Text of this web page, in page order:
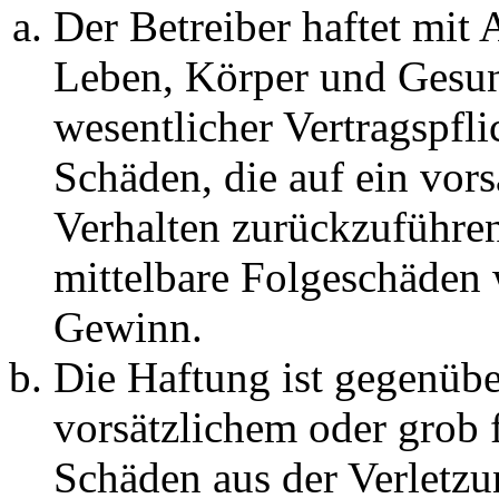
Der Betreiber haftet mit
Leben, Körper und
wesentlicher
Schäden, die auf ein
Verhalten
mittelbare Folgeschäden
Gewinn.
Die Haftung ist
vorsätzlichem oder grob
Schäden aus der